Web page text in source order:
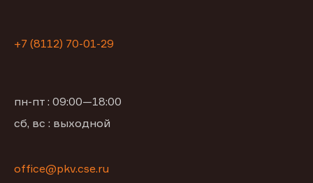
+7 (8112) 70-01-29
пн-пт : 09:00—18:00
сб, вс : выходной
office@pkv.cse.ru